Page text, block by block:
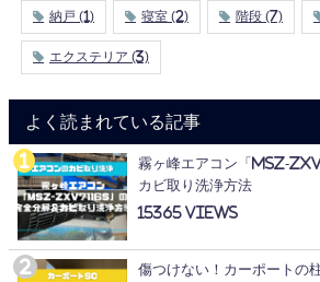
納戸 (1) 寝室 (2) 階段 (7)
エクステリア (3)
よく読まれている記事
霧ヶ峰エアコン「MSZ-
カビ取り洗浄方法
15365
傷つけない！カーポートの